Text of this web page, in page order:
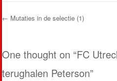
← Mutaties in de selectie (1)
One thought on “FC
terughalen Peterson”